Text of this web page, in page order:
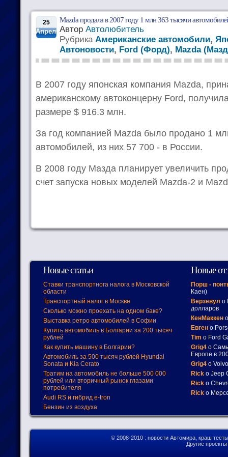
25
Апрель
Mazda продала в 2007 году 1 млн 363 тысячи
Автор Автолюбитель
Рубрика Американские автомобили,
Автоновости, Ford (Форд), Mazda
В 2007 году японская компания Mazda,
американскому автоконцерну Ford,
размере $ 916.3 млн.
За год компанией Mazda было продано 1
автомобилей, из них 57 700 - в России.
В 2008 году Мазда планирует увеличить
счет запуска новых моделей Mazda-2 и
Новые статьи
Ставки транспортнога налога в Московской
области
Транспортный налог в Москве
Сколько можно проехать на одном баке?
Выставка ретро автомобилей в Софии
Купить автомобиль в Болгарии за 200 тысяч
рублей
Как купить машину в Болгарии?
Автомобиль за 500 тысяч рублей Hyundai
Sonata и Kia Cerato
Тратим на автомобиль не больше 500 000
рублей или вторичный рынок глазами
потребителя
Audi RS и гибрид e-tron
Бензин из воздуха
Новые
Порш -
Каен)
Верзевул о
долларов
КенМаккен
Евген о
Tim о Ford
Grig4 о
Европе в
Grig4 о
Rick о Jeep
Rick о
Rick о
© 2008-2010 : новости Автомира, краш
Другие проекты